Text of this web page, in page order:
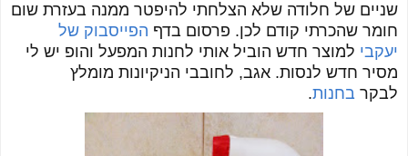
שניים של חלודה שלא הצלחתי להיפטר ממנה בעזרת שום
חומר שהכרתי קודם לכן. פרסום בדף הפייסבוק של
יעקבי למוצר חדש הוביל אותי לחנות המפעל והופ יש לי
מסיר חדש לנסות. אגב, לחובבי הניקיונות מומלץ
לבקר בחנות.